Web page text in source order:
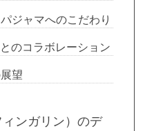
ジャマへのこだわり
のコラボレーション
望
ンガリン）のデ